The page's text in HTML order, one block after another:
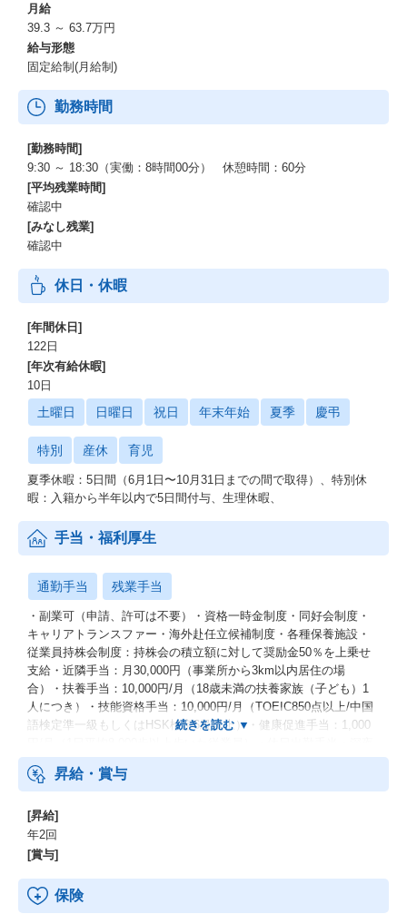
月給
39.3 ～ 63.7万円
給与形態
固定給制(月給制)
勤務時間
[勤務時間]
9:30 ～ 18:30（実働：8時間00分） 休憩時間：60分
[平均残業時間]
確認中
[みなし残業]
確認中
休日・休暇
[年間休日]
122日
[年次有給休暇]
10日
土曜日 日曜日 祝日 年末年始 夏季 慶弔
特別 産休 育児
夏季休暇：5日間（6月1日〜10月31日までの間で取得）、特別休
暇：入籍から半年以内で5日間付与、生理休暇、
手当・福利厚生
通勤手当 残業手当
・副業可（申請、許可は不要）・資格一時金制度・同好会制度・
キャリアトランスファー・海外赴任立候補制度・各種保養施設・
従業員持株会制度：持株会の積立額に対して奨励金50％を上乗せ
支給・近隣手当：月30,000円（事業所から3km以内居住の場
合）・扶養手当：10,000円/月（18歳未満の扶養家族（子ども）1
人につき）・技能資格手当：10,000円/月（TOEIC850点以上/中国
語検定準一級もしくはHSK検定6級以上）・健康促進手当：1,000
勤務手当・外勤手当・出張手当・単身赴任手当・社員紹介奨励金
昇給・賞与
[昇給]
年2回
[賞与]
保険